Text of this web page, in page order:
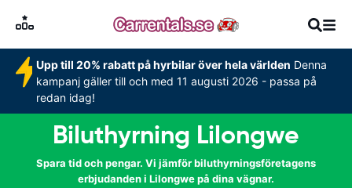
Upp till 20% rabatt på hyrbilar över hela världen Denna
kampanj gäller till och med 11 augusti 2026 - passa på
redan idag!
Biluthyrning Lilongwe
Spara tid och pengar. Vi jämför biluthyrningsföretagens
erbjudanden i Lilongwe på dina vägnar.